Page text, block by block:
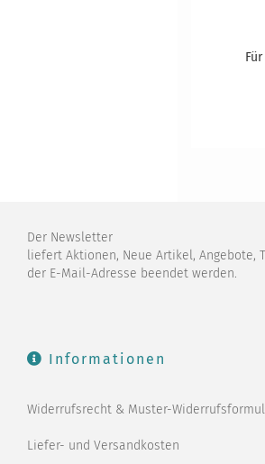
Der Newsletter
liefert Aktionen, Neue Artikel, Angebote,
der E-Mail-Adresse beendet werden.
Informationen
Widerrufsrecht & Muster-
Liefer- und Versandkosten